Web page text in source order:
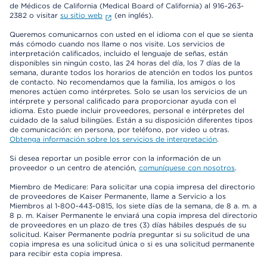
de Médicos de California (Medical Board of California) al 916-263-
2382 o visitar su sitio web (en inglés).
Queremos comunicarnos con usted en el idioma con el que se sienta
más cómodo cuando nos llame o nos visite. Los servicios de
interpretación calificados, incluido el lenguaje de señas, están
disponibles sin ningún costo, las 24 horas del día, los 7 días de la
semana, durante todos los horarios de atención en todos los puntos
de contacto. No recomendamos que la familia, los amigos o los
menores actúen como intérpretes. Solo se usan los servicios de un
intérprete y personal calificado para proporcionar ayuda con el
idioma. Esto puede incluir proveedores, personal e intérpretes del
cuidado de la salud bilingües. Están a su disposición diferentes tipos
de comunicación: en persona, por teléfono, por video u otras.
Obtenga información sobre los servicios de interpretación.
Si desea reportar un posible error con la información de un
proveedor o un centro de atención, comuníquese con nosotros.
Miembro de Medicare: Para solicitar una copia impresa del directorio
de proveedores de Kaiser Permanente, llame a Servicio a los
Miembros al 1-800-443-0815, los siete días de la semana, de 8 a. m. a
8 p. m. Kaiser Permanente le enviará una copia impresa del directorio
de proveedores en un plazo de tres (3) días hábiles después de su
solicitud. Kaiser Permanente podría preguntar si su solicitud de una
copia impresa es una solicitud única o si es una solicitud permanente
para recibir esta copia impresa.